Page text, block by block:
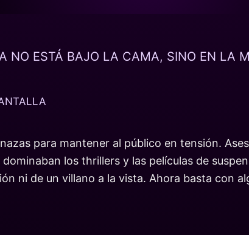
NO ESTÁ BAJO LA CAMA, SINO EN LA
para mantener al público en tensión.
los thrillers y las películas de
ni de un villano a la vista. Ahora basta con